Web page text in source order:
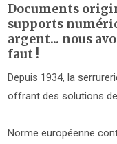
Documents
supports
argent... nous
faut !
Depuis 1934, la
offrant des solutions
Norme européenne